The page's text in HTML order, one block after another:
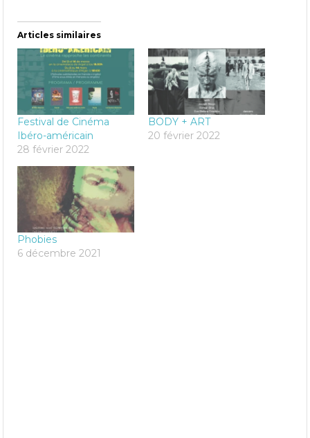
Articles similaires
Festival de Cinéma
Ibéro-américain
28 février 2022
BODY + ART
20 février 2022
Phobies
6 décembre 2021